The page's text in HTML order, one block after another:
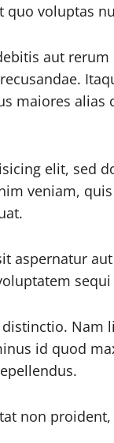
voluptas
aut rerum
maiores alias
elit, sed
veniam,
aspernatur
Nam
id quod
non